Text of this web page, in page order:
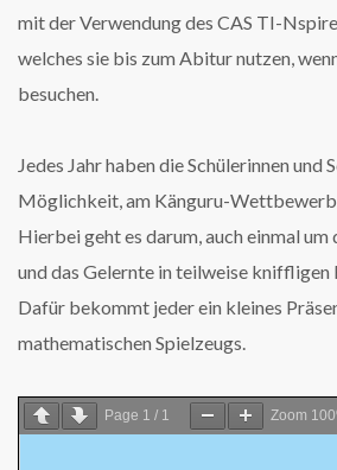
mit der Verwendung des CAS TI-
welches sie bis zum Abitur nutzen,
besuchen.
Jedes Jahr haben die Schülerinnen und
Möglichkeit, am Känguru-Wettbewerb
Hierbei geht es darum, auch einmal um
und das Gelernte in teilweise kniffligen
Dafür bekommt jeder ein kleines
mathematischen Spielzeugs.
Page 1 / 1 Zoom